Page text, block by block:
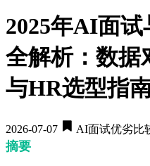
2025年AI面
全解析：数据
与HR选型指
2026-07-07 AI面试优劣比
摘要